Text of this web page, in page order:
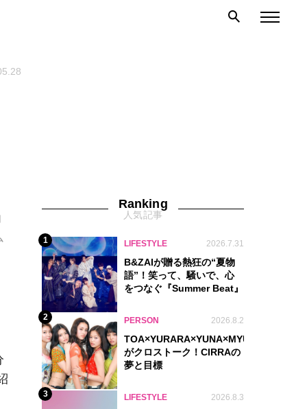
Ranking
人気記事
1 LIFESTYLE 2026.7.31
B&ZAIが贈る熱狂の“夏物
語”！笑って、騒いで、心
をつなぐ『Summer Beat』
2 PERSON 2026.8.2
TOA×YURARA×YUNA×MYU.Y×MANON
がクロストーク！CIRRAの
夢と目標
3 LIFESTYLE 2026.8.3